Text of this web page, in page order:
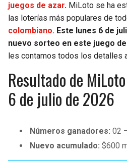
LIONS
PACKERS
VIKINGS
FALCONS
NUGGETS
TIMBERWOLVES
THUNDER
TRAIL BLAZERS
juegos de azar. MiLoto se ha
las loterías más populares de
colombiano. Este lunes 6 de
nuevo sorteo en este juego
les contamos todos los detalles
Resultado de
6 de julio de 2026
Números ganadores:02
Nuevo acumulado:$600